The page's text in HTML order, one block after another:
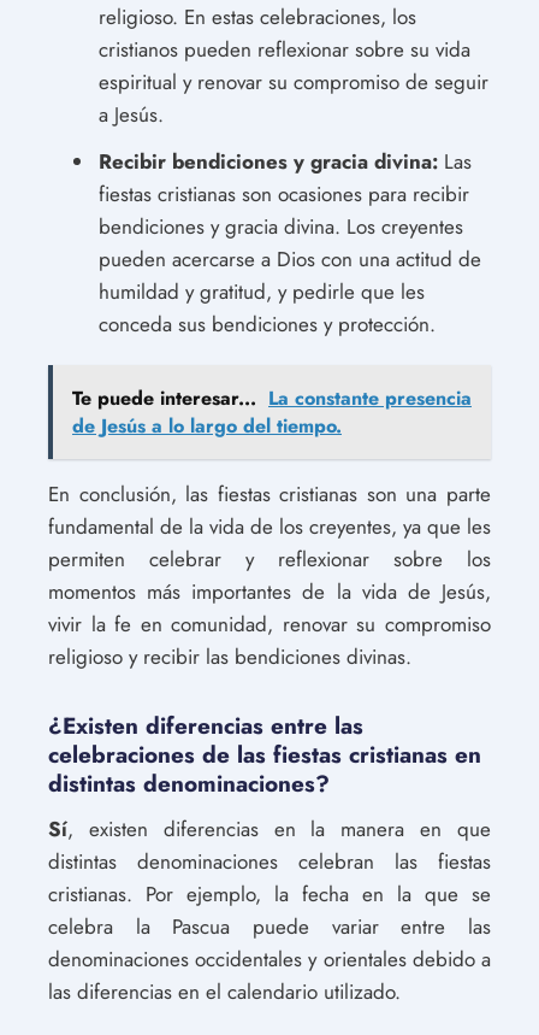
religioso. En estas celebraciones, los
cristianos pueden reflexionar sobre su vida
espiritual y renovar su compromiso de seguir
a Jesús.
Recibir bendiciones y gracia divina: Las
fiestas cristianas son ocasiones para recibir
bendiciones y gracia divina. Los creyentes
pueden acercarse a Dios con una actitud de
humildad y gratitud, y pedirle que les
conceda sus bendiciones y protección.
Te puede interesar... La constante presencia
de Jesús a lo largo del tiempo.
En conclusión, las fiestas cristianas son una parte
fundamental de la vida de los creyentes, ya que les
permiten celebrar y reflexionar sobre los
momentos más importantes de la vida de Jesús,
vivir la fe en comunidad, renovar su compromiso
religioso y recibir las bendiciones divinas.
¿Existen diferencias entre las
celebraciones de las fiestas cristianas en
distintas denominaciones?
Sí, existen diferencias en la manera en que
distintas denominaciones celebran las fiestas
cristianas. Por ejemplo, la fecha en la que se
celebra la Pascua puede variar entre las
denominaciones occidentales y orientales debido a
las diferencias en el calendario utilizado.